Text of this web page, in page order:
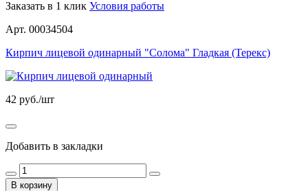
Заказать в 1 клик Условия работы
Арт. 00034504
Кирпич лицевой одинарный "Солома" Гладкая (Терекс)
42 руб./шт
Добавить в закладки
В корзину